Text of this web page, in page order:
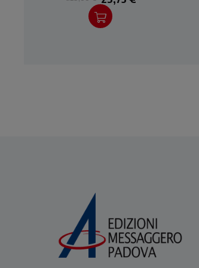
imparare la Preghiera del
Cuore e farne il centro della
propria vita.